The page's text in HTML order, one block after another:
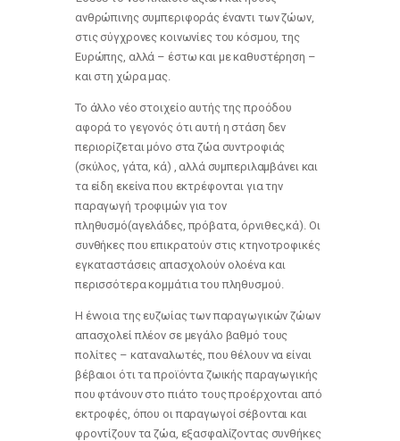
ανθρώπινης συμπεριφοράς έναντι των ζώων,
στις σύγχρονες κοινωνίες του κόσμου, της
Ευρώπης, αλλά – έστω και με καθυστέρηση –
και στη χώρα μας.
Το άλλο νέο στοιχείο αυτής της προόδου
αφορά το γεγονός ότι αυτή η στάση δεν
περιορίζεται μόνο στα ζώα συντροφιάς
(σκύλος, γάτα, κά) , αλλά συμπεριλαμβάνει και
τα είδη εκείνα που εκτρέφονται για την
παραγωγή τροφιμών για τον
πληθυσμό(αγελάδες, πρόβατα, όρνιθες,κά). Οι
συνθήκες που επικρατούν στις κτηνοτροφικές
εγκαταστάσεις απασχολούν ολοένα και
περισσότερα κομμάτια του πληθυσμού.
Η έννοια της ευζωίας των παραγωγικών ζώων
απασχολεί πλέον σε μεγάλο βαθμό τους
πολίτες – καταναλωτές, που θέλουν να είναι
βέβαιοι ότι τα προϊόντα ζωικής παραγωγικής
που φτάνουν στο πιάτο τους προέρχονται από
εκτροφές, όπου οι παραγωγοί σέβονται και
φροντίζουν τα ζώα, εξασφαλίζοντας συνθήκες